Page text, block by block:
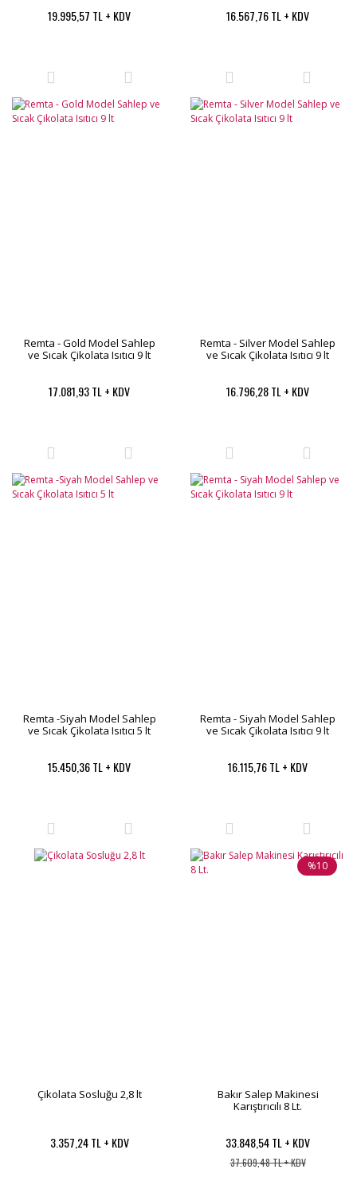
19.995,57 TL + KDV 16.567,76 TL + KDV
Remta - Gold Model Sahlep
ve Sıcak Çikolata Isıtıcı 9 lt
17.081,93 TL + KDV
Remta - Silver Model Sahlep
ve Sıcak Çikolata Isıtıcı 9 lt
16.796,28 TL + KDV
Remta -Siyah Model Sahlep
ve Sıcak Çikolata Isıtıcı 5 lt
15.450,36 TL + KDV
Remta - Siyah Model Sahlep
ve Sıcak Çikolata Isıtıcı 9 lt
16.115,76 TL + KDV
Çikolata Sosluğu 2,8 lt
3.357,24 TL + KDV
%10
Bakır Salep Makinesi
Karıştırıcılı 8 Lt.
33.848,54 TL + KDV
37.609,48 TL + KDV